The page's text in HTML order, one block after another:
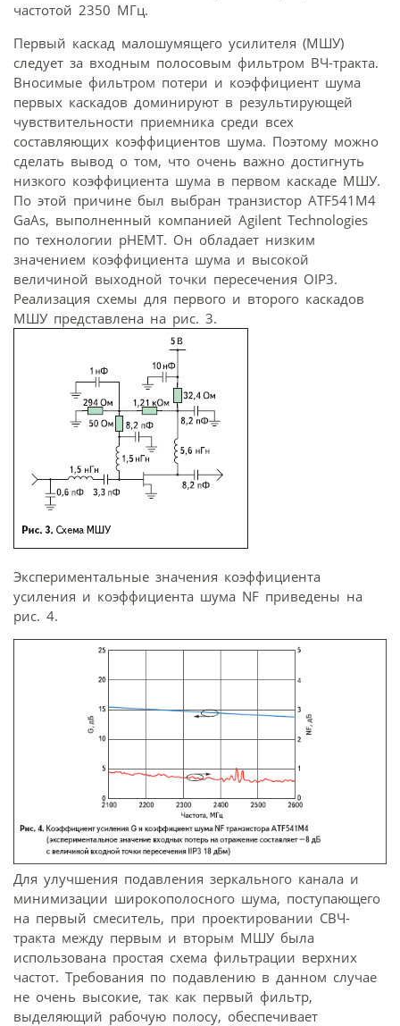
частотой 2350 МГц.
Первый каскад малошумящего усилителя (МШУ)
следует за входным полосовым фильтром ВЧ-тракта.
Вносимые фильтром потери и коэффициент шума
первых каскадов доминируют в результирующей
чувствительности приемника среди всех
составляющих коэффициентов шума. Поэтому можно
сделать вывод о том, что очень важно достигнуть
низкого коэффициента шума в первом каскаде МШУ.
По этой причине был выбран транзистор ATF541M4
GaAs, выполненный компанией Agilent Technologies
по технологии pHEMT. Он обладает низким
значением коэффициента шума и высокой
величиной выходной точки пересечения OIP3.
Реализация схемы для первого и второго каскадов
МШУ представлена на рис. 3.
Экспериментальные значения коэффициента
усиления и коэффициента шума NF приведены на
рис. 4.
Для улучшения подавления зеркального канала и
минимизации широкополосного шума, поступающего
на первый смеситель, при проектировании СВЧ-
тракта между первым и вторым МШУ была
использована простая схема фильтрации верхних
частот. Требования по подавлению в данном случае
не очень высокие, так как первый фильтр,
выделяющий рабочую полосу, обеспечивает